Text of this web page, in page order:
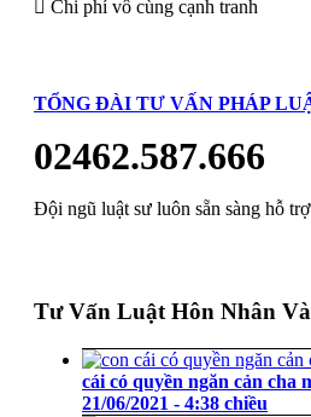
Chi phí vô cùng cạnh tranh
TỔNG ĐÀI TƯ VẤN PHÁP
02462.587.666
Đội ngũ luật sư luôn sẵn sàng hỗ
Tư Vấn Luật Hôn Nhân
cái có quyền ngăn cản cha
21/06/2021 - 4:38 chiều